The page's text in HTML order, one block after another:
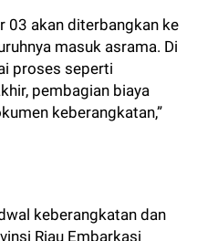
03 akan diterbangkan ke
masuk asrama. Di
proses seperti
pembagian biaya
keberangkatan,”
keberangkatan dan
Riau Embarkasi